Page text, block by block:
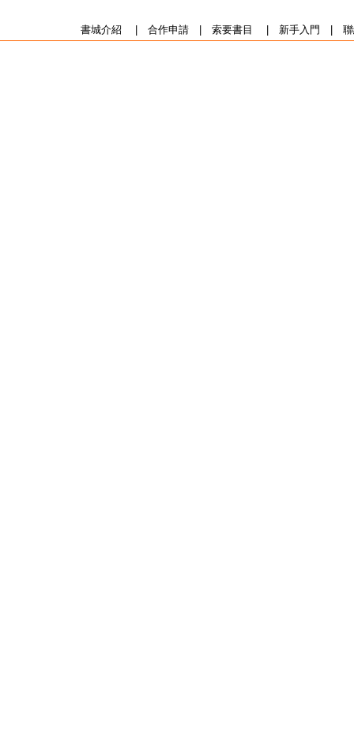
書城介紹 合作申請| 索要書目 新手入門